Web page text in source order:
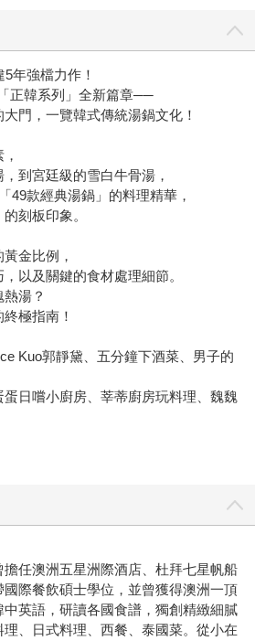
年強檔力作！
正韓系列」全新篇章──
門，一覽韓式傳統湯鍋文化！
到宮廷級的雪白牛骨湯，
49款經典湯鍋」的料理精華，
刻板印象。
金比例，
以及關鍵的食材處理細節。
湯？
極指南！
Kuo郭靜黛、五分鐘下酒菜、男子的
日嚐小廚房、莘蒂廚房玩料理、魏魏
任澳洲五星洲際酒店、杜拜七星帆船
際餐飲碩士學位，並曾獲得澳洲一頂
英語，研讀各國食譜，獨創精緻細膩
、日式料理、西餐、泰國菜。從小在